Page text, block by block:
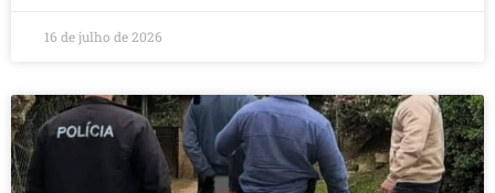
16 de julho de 2026